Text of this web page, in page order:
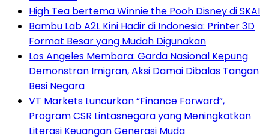
High Tea bertema Winnie the Pooh Disney di SKAI
Bambu Lab A2L Kini Hadir di Indonesia: Printer 3D
Format Besar yang Mudah Digunakan
Los Angeles Membara: Garda Nasional Kepung
Demonstran Imigran, Aksi Damai Dibalas Tangan
Besi Negara
VT Markets Luncurkan “Finance Forward”,
Program CSR Lintasnegara yang Meningkatkan
Literasi Keuangan Generasi Muda